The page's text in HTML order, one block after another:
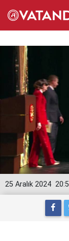
25 Aralık 2024